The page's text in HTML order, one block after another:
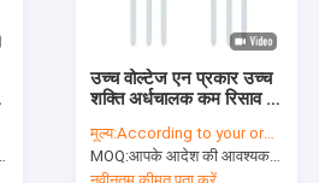
उच्च वोल्टेज एन प्रकार उच्च
शक्ति अर्धचालक कम रिसाव के
मूल्य:According to your order requirement
MOQ:आपके आदेश की आवश्यकता के अनुसार